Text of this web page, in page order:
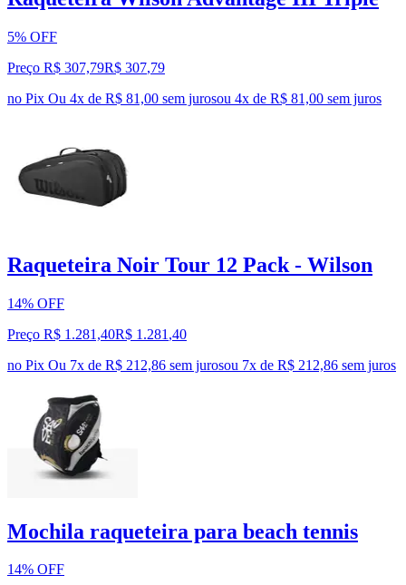
5% OFF
Preço R$ 307,79R$ 307,79
no Pix Ou 4x de R$ 81,00 sem jurosou 4x de R$ 81,00 sem juros
Raqueteira Noir Tour 12 Pack - Wilson
14% OFF
Preço R$ 1.281,40R$ 1.281 ,40
no Pix Ou 7x de R$ 212,86 sem jurosou 7x de R$ 212,86 sem juros
Mochila raqueteira para beach tennis
14% OFF